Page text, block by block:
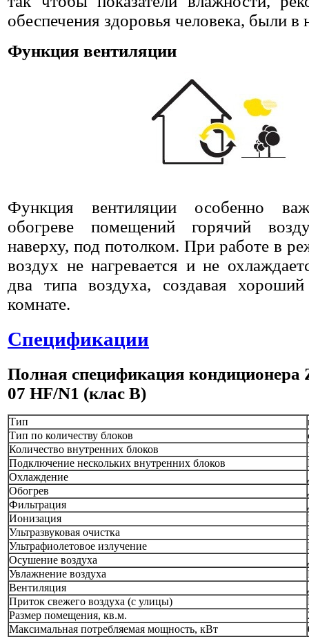
обеспечения здоровья человека, были в
Функция вентиляции
Функция вентиляции особенно
обогреве помещений горячий
наверху, под потолком. При работе в
воздух не нагревается и не
два типа воздуха, создавая
комнате.
Спецификации
Полная спецификация кондиционера
07 HF/N1 (клас B)
Тип
Тип по количеству блоков
Количество внутренних блоков
Подключение нескольких внутренних блоков
Охлаждение
Обогрев
Фильтрация
Ионизация
Ультразвуковая очистка
Ультрафиолетовое излучение
Осушение воздуха
Увлажнение воздуха
Вентиляция
Приток свежего воздуха (с улицы)
Размер помещения, кв.м.
Максимальная потребляемая мощность, кВт